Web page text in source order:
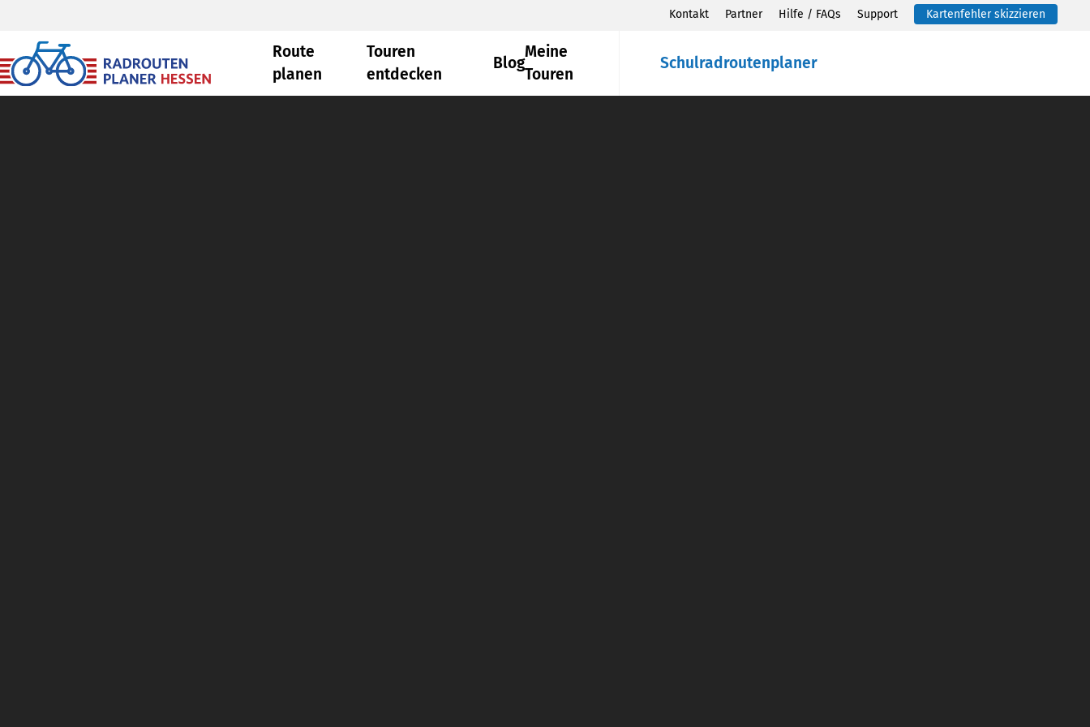
Kontakt Partner Hilfe / FAQs Support Kartenfehler skizzieren
Route
planen
Touren
entdecken
Blog
Meine
Touren
Schulradroutenplaner